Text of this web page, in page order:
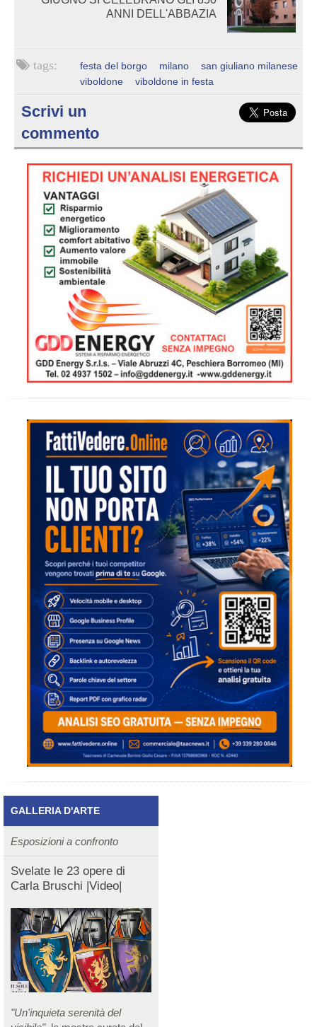
ANNI DELL'ABBAZIA
festa del borgo milano
san giuliano milanese
viboldone
viboldone in festa
Scrivi un
commento
GALLERIA D'ARTE
Esposizioni a confronto
Svelate le 23 opere di
Carla Bruschi |Video|
"Un'inquieta serenità del